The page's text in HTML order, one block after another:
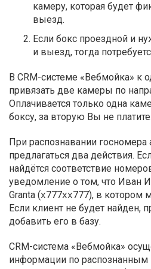
камеру, которая будет
выезд.
Если бокс проездной и
и выезд, тогда
В CRM-системе «Вебмойка» к
привязать две камеры по
Оплачивается только одна
боксу, за вторую Вы не платите.
При распознавании госномера
предлагаться два действия.
найдётся соответствие
уведомление о том, что Иван
Granta (X777XX777), в котором
Если клиент не будет найден,
добавить его в базу.
CRM-система «Вебмойка»
информации по